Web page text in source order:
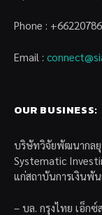
Phone :
Email :
OUR BUSINESS:
บริษัทวิจัยพัฒนากล
Systematic
แก่สถาบันการเงินพั
– บล. กรุงไทย เอ็กซ์